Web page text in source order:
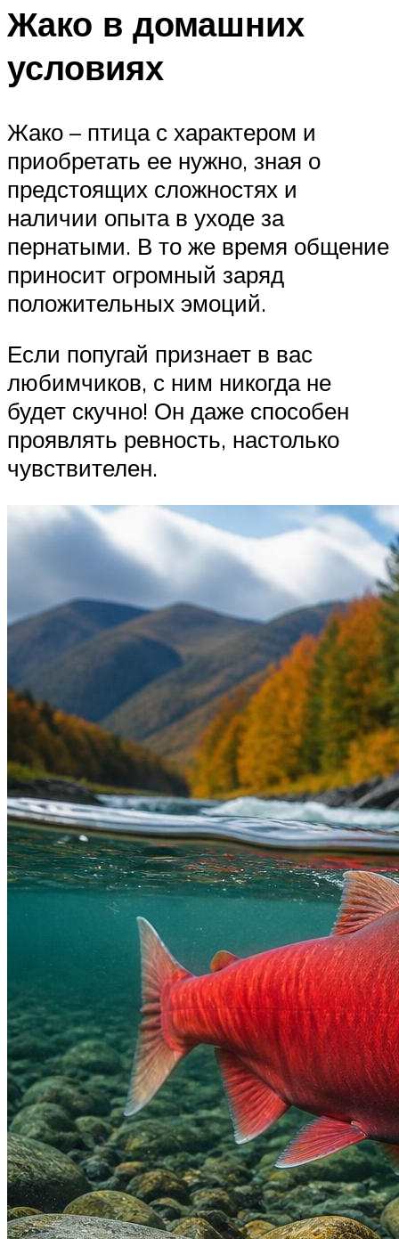
Жако в домашних
условиях
Жако – птица с характером и
приобретать ее нужно, зная о
предстоящих сложностях и
наличии опыта в уходе за
пернатыми. В то же время общение
приносит огромный заряд
положительных эмоций.
Если попугай признает в вас
любимчиков, с ним никогда не
будет скучно! Он даже способен
проявлять ревность, настолько
чувствителен.